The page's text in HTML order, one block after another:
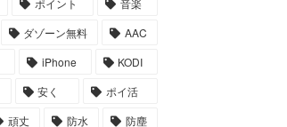
ダゾーン無料
AAC
iPhone
KODI
安く
ポイ活
頑丈 防水
防塵